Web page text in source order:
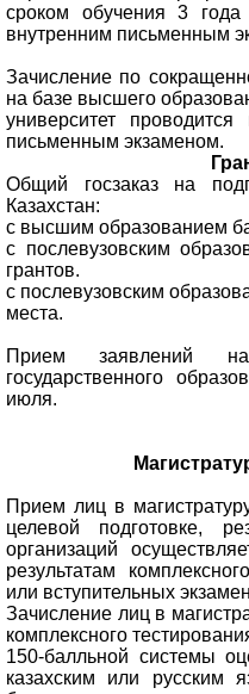
сроком обучения 3 года
внутренним письменным
Зачисление по
на базе высшего
университет
письменным экзаменом.
Общий госзаказ на
Казахстан:
с высшим образованием
с послевузовским
грантов.
с послевузовским
места.
Прием заявлений
государственного
июля.
Прием лиц в
целевой подготовке,
организаций
результатам
или вступительных
Зачисление лиц в
комплексного
150-балльной системы
казахским или русским